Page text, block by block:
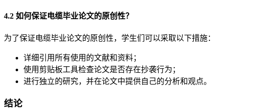
4.2 如何保证电缆毕业论文的原创性？
为了保证电缆毕业论文的原创性，学生们可以采取以下措施：
详细引用所有使用的文献和资料；
使用剪贴板工具检查论文是否存在抄袭行为；
进行独立的研究，并在论文中提供自己的分析和观点。
结论